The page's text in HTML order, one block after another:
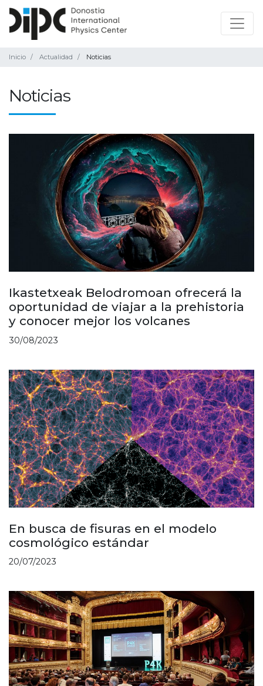
Inicio Actualidad Noticias
Noticias
Ikastetxeak Belodromoan ofrecerá la
oportunidad de viajar a la prehistoria
y conocer mejor los volcanes
30/08/2023
En busca de fisuras en el modelo
cosmológico estándar
20/07/2023